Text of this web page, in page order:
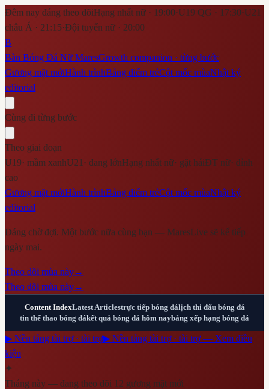
Đêm nay đáng theo dõiHạng nhất nữ · 19:00·U19 QG · 17:30·U21
châu Á · 21:15·Đội tuyển nữ · 20:00
B
Bàn Bóng Đá Nữ MaresGrowth companion · từng bước
Gương mặt mớiHành trìnhBảng điểm trẻCột mốc mùaNhật ký
editorial
Cùng đi từng bước
Theo giai đoạn
U19· mầm xanhU21 · đang lớnHạng nhất nữ· gặt háiĐT nữ· đỉnh
cao
Gương mặt mớiHành trìnhBảng điểm trẻCột mốc mùaNhật ký
editorial
Đáng chờ đợi. Một bước nữa cùng bạn — MaresLive sẽ kể tiếp
ngày mai.
Theo dõi mùa này→
Theo dõi mùa này→
Content IndexLatest Articlestrực tiếp bóng đálịch thi đấu bóng đá
tin thể thao bóng đákết quả bóng đá hôm naybảng xếp hạng bóng đá
▶ Nền tảng tài trợ · tài trợ▶ Nền tảng tài trợ · tài trợ — Xem điều
kiện
✦
Tháng này — đang theo dõi 12 gương mặt mới